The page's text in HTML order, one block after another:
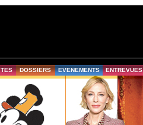
DOSSIERS EVENEMENTS ENTREVUES